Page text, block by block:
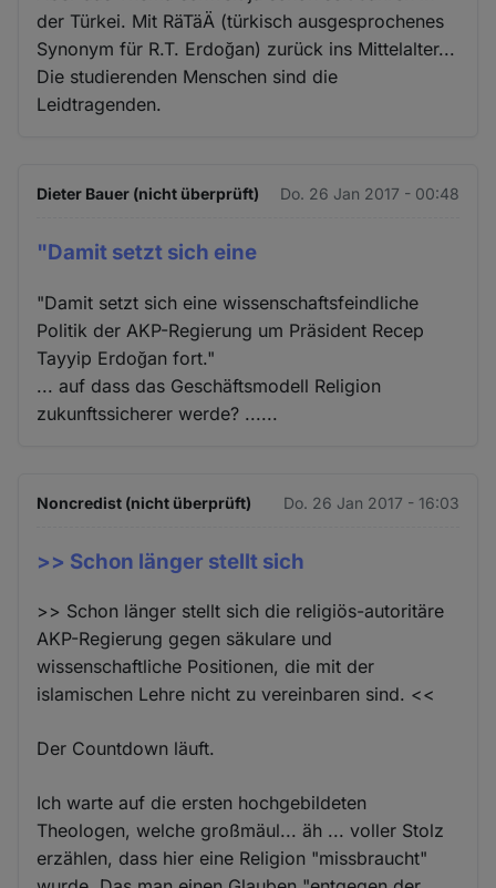
der Türkei. Mit RäTäÄ (türkisch ausgesprochenes
Synonym für R.T. Erdoğan) zurück ins Mittelalter...
Die studierenden Menschen sind die
Leidtragenden.
Dieter Bauer (nicht überprüft) Do. 26 Jan 2017 - 00:48
"Damit setzt sich eine
"Damit setzt sich eine wissenschaftsfeindliche
Politik der AKP-Regierung um Präsident Recep
Tayyip Erdoğan fort."
... auf dass das Geschäftsmodell Religion
zukunftssicherer werde? ......
Noncredist (nicht überprüft) Do. 26 Jan 2017 - 16:03
>> Schon länger stellt sich
>> Schon länger stellt sich die religiös-autoritäre
AKP-Regierung gegen säkulare und
wissenschaftliche Positionen, die mit der
islamischen Lehre nicht zu vereinbaren sind. <<
Der Countdown läuft.
Ich warte auf die ersten hochgebildeten
Theologen, welche großmäul... äh ... voller Stolz
erzählen, dass hier eine Religion "missbraucht"